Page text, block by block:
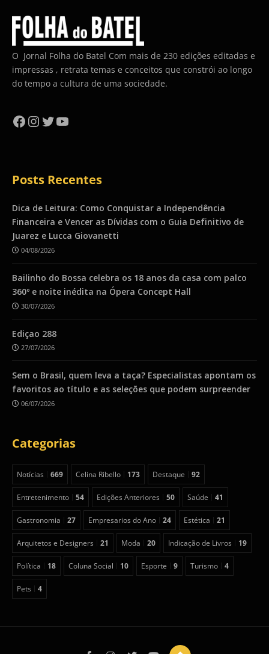
O Jornal Folha do Batel Com mais de 230 edições editadas e
impressas , retrata temas e conceitos que constrói ao longo
do tempo a cultura de uma sociedade.
Facebook
Instagram
Twitter
YouTube
Posts Recentes
Dica de Leitura: Como Conquistar a Independência
Financeira e Vencer as Dívidas com o Guia Definitivo de
Juarez e Lucca Giovanetti
04/08/2026
Bailinho do Bossa celebra os 18 anos da casa com palco
360º e noite inédita na Ópera Concept Hall
30/07/2026
Ediçao 288
27/07/2026
Sem o Brasil, quem leva a taça? Especialistas apontam os
favoritos ao título e as seleções que podem surpreender
06/07/2026
Categorias
Notícias 669 Celina Ribello 173 Destaque 92
Entretenimento 54 Edições Anteriores 50 Saúde 41
Gastronomia 27 Empresarios do Ano 24 Estética 21
Arquitetos e Designers 21 Moda 20 Indicação de Livros 19
Política 18 Coluna Social 10 Esporte 9 Turismo 4
Pets 4